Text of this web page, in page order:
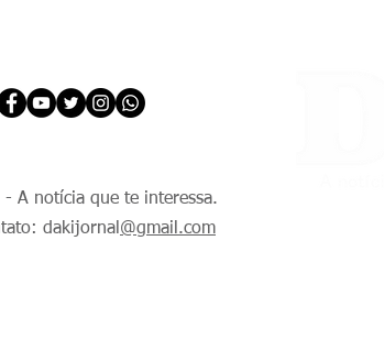
- A notícia que te interessa.
dakijornal @gmail.com